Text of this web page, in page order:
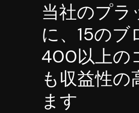
当社のプラ
に、15の
400以上の
も収益性の
ます